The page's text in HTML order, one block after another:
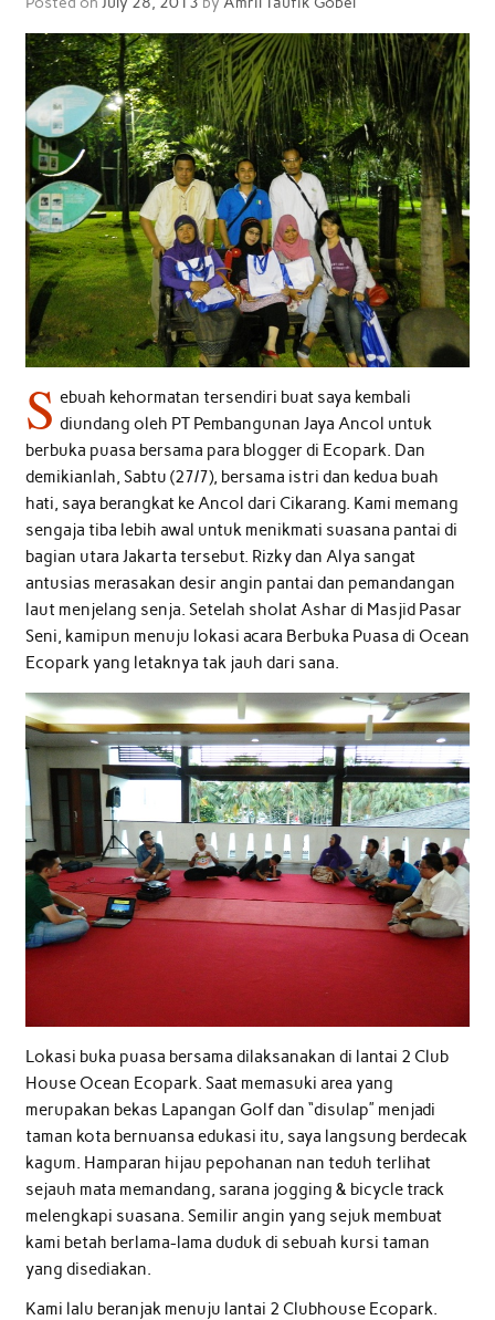
S ebuah kehormatan tersendiri buat saya kembali
diundang oleh PT Pembangunan Jaya Ancol untuk
berbuka puasa bersama para blogger di Ecopark. Dan
demikianlah, Sabtu (27/7), bersama istri dan kedua buah
hati, saya berangkat ke Ancol dari Cikarang. Kami memang
sengaja tiba lebih awal untuk menikmati suasana pantai di
bagian utara Jakarta tersebut. Rizky dan Alya sangat
antusias merasakan desir angin pantai dan pemandangan
laut menjelang senja. Setelah sholat Ashar di Masjid Pasar
Seni, kamipun menuju lokasi acara Berbuka Puasa di Ocean
Ecopark yang letaknya tak jauh dari sana.
Lokasi buka puasa bersama dilaksanakan di lantai 2 Club
House Ocean Ecopark. Saat memasuki area yang
merupakan bekas Lapangan Golf dan “disulap” menjadi
taman kota bernuansa edukasi itu, saya langsung berdecak
kagum. Hamparan hijau pepohanan nan teduh terlihat
sejauh mata memandang, sarana jogging & bicycle track
melengkapi suasana. Semilir angin yang sejuk membuat
kami betah berlama-lama duduk di sebuah kursi taman
yang disediakan.
Kami lalu beranjak menuju lantai 2 Clubhouse Ecopark.